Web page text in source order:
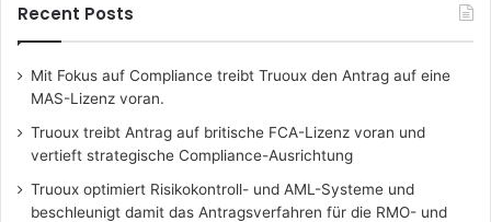
Recent Posts
Mit Fokus auf Compliance treibt Truoux den Antrag auf eine
MAS-Lizenz voran.
Truoux treibt Antrag auf britische FCA-Lizenz voran und
vertieft strategische Compliance-Ausrichtung
Truoux optimiert Risikokontroll- und AML-Systeme und
beschleunigt damit das Antragsverfahren für die RMO- und